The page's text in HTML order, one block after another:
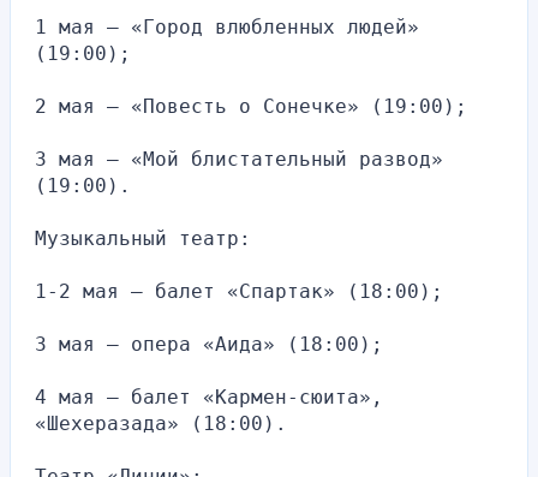
1 мая — «Город влюбленных людей»
(19:00);
2 мая — «Повесть о Сонечке» (19:00);
3 мая — «Мой блистательный развод»
(19:00).
Музыкальный театр:
1-2 мая — балет «Спартак» (18:00);
3 мая — опера «Аида» (18:00);
4 мая — балет «Кармен-сюита»,
«Шехеразада» (18:00).